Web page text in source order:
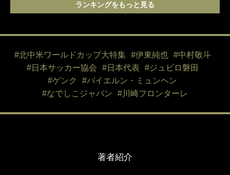
ランキングをもっと見る
#北中米ワールドカップ大特集 #伊東純也
#中村敬斗
#日本サッカー協会
#日本代表
#ジュビロ磐田
#ゲンク
#バイエルン・ミュンヘン
#なでしこジャパン
#川崎フロンターレ
著者紹介